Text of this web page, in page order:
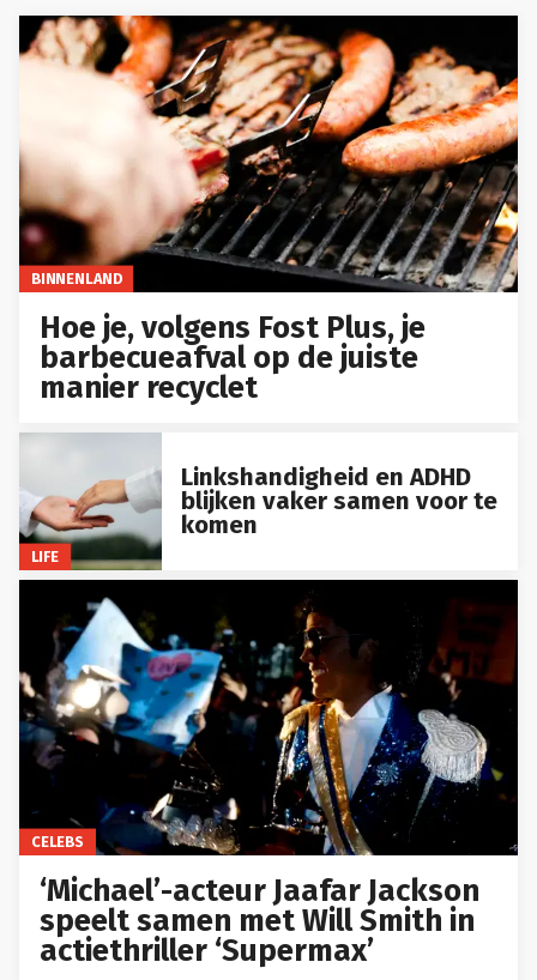
BINNENLAND
Hoe je, volgens Fost Plus, je
barbecueafval op de juiste
manier recyclet
LIFE
Linkshandigheid en ADHD
blijken vaker samen voor te
komen
CELEBS
‘Michael’-acteur Jaafar Jackson
speelt samen met Will Smith in
actiethriller ‘Supermax’